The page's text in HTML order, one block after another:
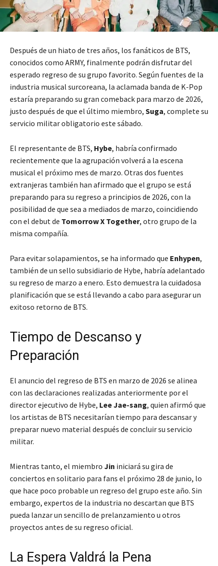
Después de un hiato de tres años, los fanáticos de BTS,
conocidos como ARMY, finalmente podrán disfrutar del
esperado regreso de su grupo favorito. Según fuentes de la
industria musical surcoreana, la aclamada banda de K-Pop
estaría preparando su gran comeback para marzo de 2026,
justo después de que el último miembro, Suga, complete su
servicio militar obligatorio este sábado.
El representante de BTS, Hybe, habría confirmado
recientemente que la agrupación volverá a la escena
musical el próximo mes de marzo. Otras dos fuentes
extranjeras también han afirmado que el grupo se está
preparando para su regreso a principios de 2026, con la
posibilidad de que sea a mediados de marzo, coincidiendo
con el debut de Tomorrow X Together, otro grupo de la
misma compañía.
Para evitar solapamientos, se ha informado que Enhypen,
también de un sello subsidiario de Hybe, habría adelantado
su regreso de marzo a enero. Esto demuestra la cuidadosa
planificación que se está llevando a cabo para asegurar un
exitoso retorno de BTS.
Tiempo de Descanso y
Preparación
El anuncio del regreso de BTS en marzo de 2026 se alinea
con las declaraciones realizadas anteriormente por el
director ejecutivo de Hybe, Lee Jae-sang, quien afirmó que
los artistas de BTS necesitarían tiempo para descansar y
preparar nuevo material después de concluir su servicio
militar.
Mientras tanto, el miembro Jin iniciará su gira de
conciertos en solitario para fans el próximo 28 de junio, lo
que hace poco probable un regreso del grupo este año. Sin
embargo, expertos de la industria no descartan que BTS
pueda lanzar un sencillo de prelanzamiento u otros
proyectos antes de su regreso oficial.
La Espera Valdrá la Pena